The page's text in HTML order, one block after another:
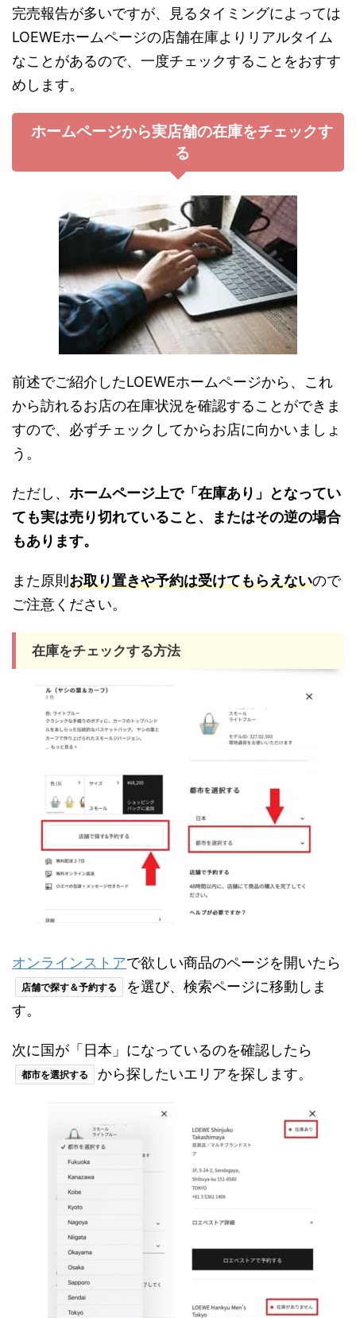
完売報告が多いですが、見るタイミングによっては
LOEWEホームページの店舗在庫よりリアルタイム
なことがあるので、一度チェックすることをおすす
めします。
ホームページから実店舗の在庫をチェックす
る
前述でご紹介したLOEWEホームページから、これ
から訪れるお店の在庫状況を確認することができま
すので、必ずチェックしてからお店に向かいましょ
う。
ただし、 ホームページ上で「在庫あり」となってい
ても実は売り切れていること、またはその逆の場合
もあります。
また原則お取り置きや予約は受けてもらえないので
ご注意ください。
在庫をチェックする方法
オンラインストアで欲しい商品のページを開いたら
店舗で探す＆予約する
を選び、検索ページに移動しま
す。
次に国が「日本」になっているのを確認したら
都市を選択する から探したいエリアを探します。